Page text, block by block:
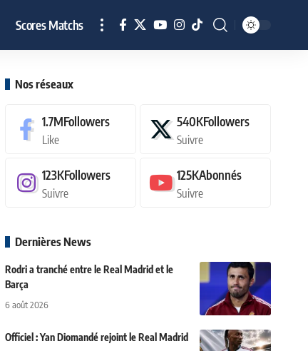
Scores Matchs
Nos réseaux
1.7MFollowers
Like
540KFollowers
Suivre
123KFollowers
Suivre
125KAbonnés
Suivre
Dernières News
Rodri a tranché entre le Real Madrid et le
Barça
6 août 2026
Officiel : Yan Diomandé rejoint le Real Madrid